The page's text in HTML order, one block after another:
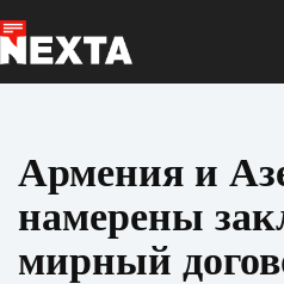
к
сути
Армения и
намерены
мирный